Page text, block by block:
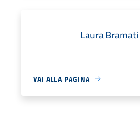
Laura Bramati
VAI ALLA PAGINA